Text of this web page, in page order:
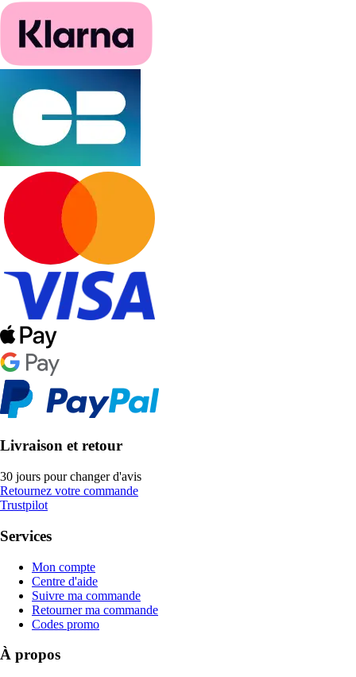
Livraison et retour
30 jours pour changer d'avis
Retournez votre commande
Trustpilot
Services
Mon compte
Centre d'aide
Suivre ma commande
Retourner ma commande
Codes promo
À propos